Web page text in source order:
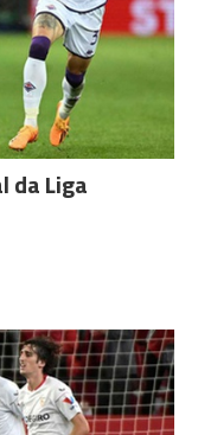
da Liga